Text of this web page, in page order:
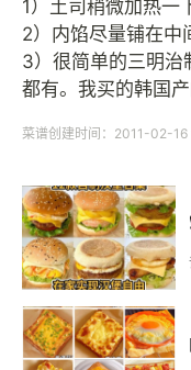
1）土司稍微加热一
2）内馅尽量铺在中
3）很简单的三明治
都有。我买的韩国
菜谱创建时间：2011-02-